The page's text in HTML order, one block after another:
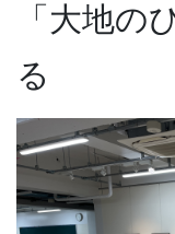
「大地の
る